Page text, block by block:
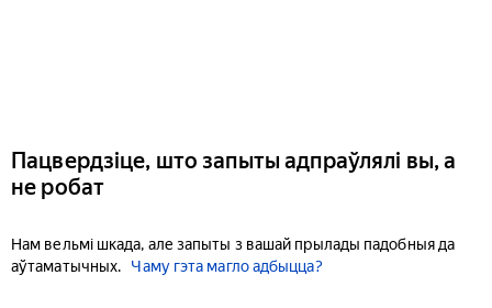
Пацвердзіце, што запыты адпраўлялі вы, а
не робат
Нам вельмі шкада, але запыты з вашай прылады падобныя да
аўтаматычных.
Чаму гэта магло адбыцца?